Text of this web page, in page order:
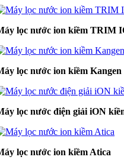
lọc nước ion kiềm TRIM
lọc nước ion kiềm Kangen
lọc nước điện giải iON
lọc nước ion kiềm Atica